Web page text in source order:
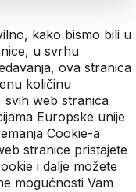
kako bismo bili u
u svrhu
ova stranica
količinu
svih web stranica
Europske unije
Cookie-a
stranice pristajete
i dalje možete
mogućnosti Vam